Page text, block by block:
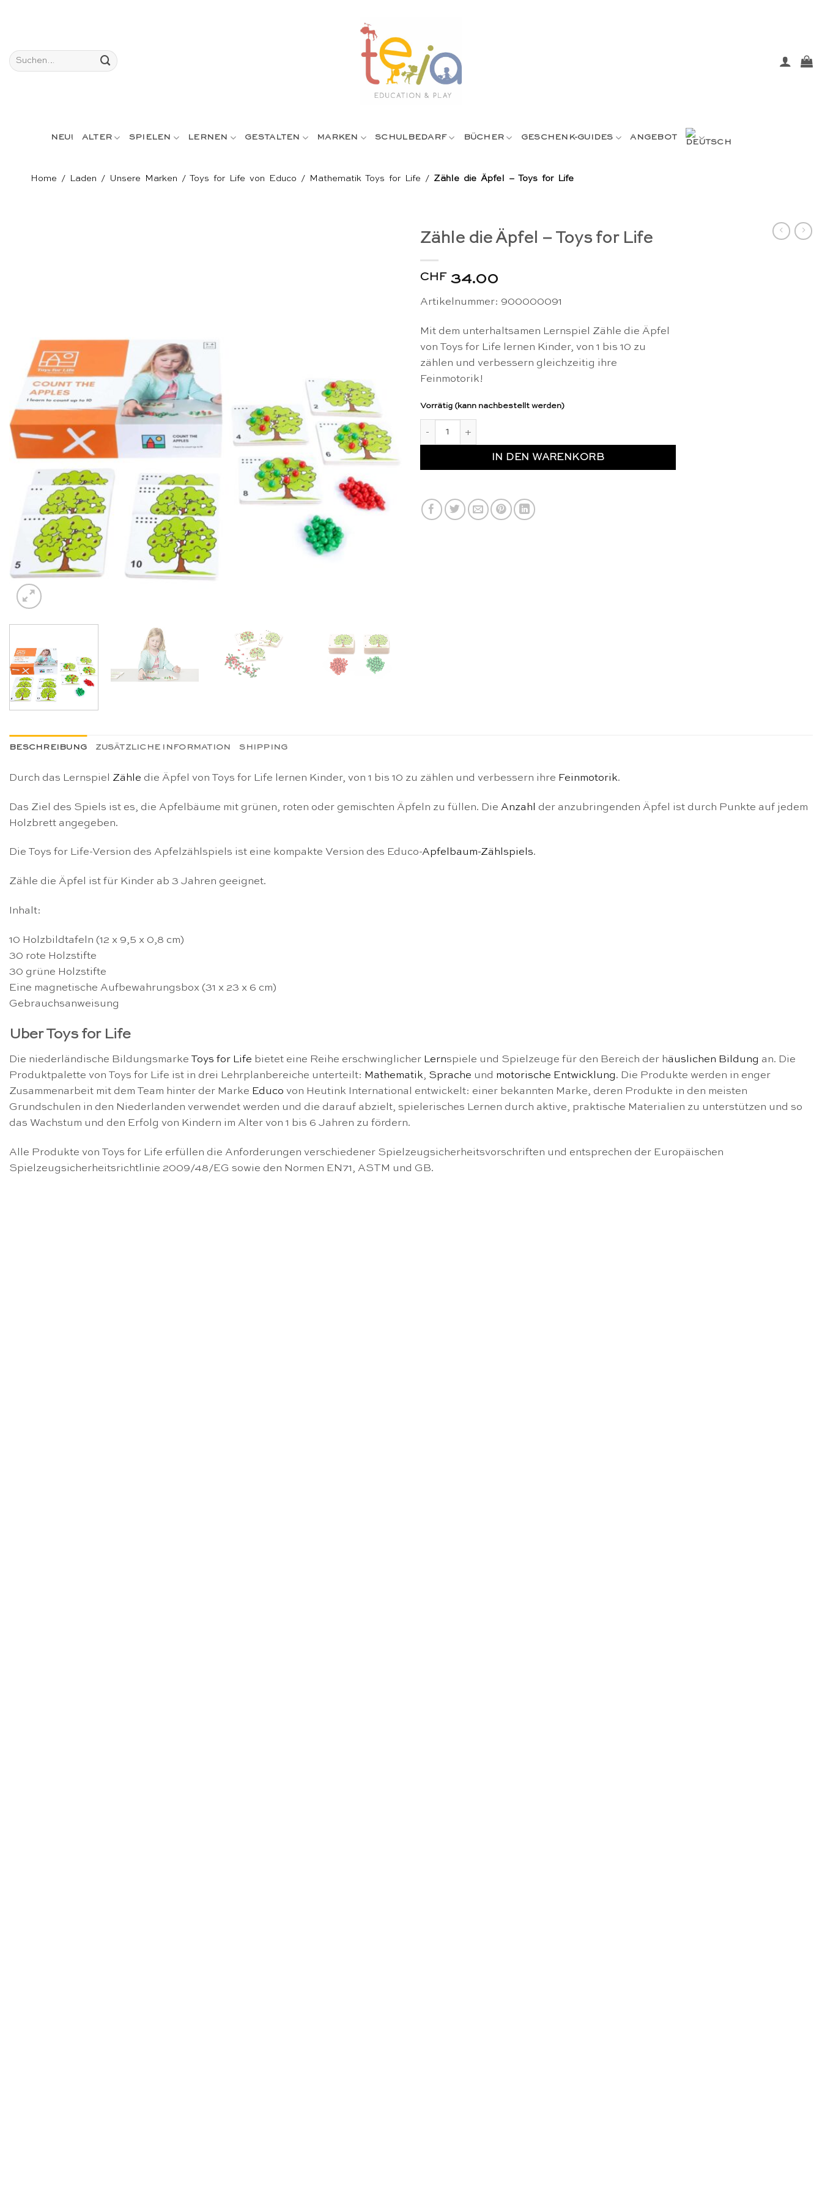
Suchen
nach:
NEU! ALTER SPIELEN LERNEN GESTALTEN MARKEN SCHULBEDARF BÜCHER GESCHENK-GUIDES ANGEBOT
Home / Laden / Unsere Marken / Toys for Life von Educo / Mathematik Toys for Life / Zähle die Äpfel – Toys for Life
Zähle die Äpfel – Toys for Life
CHF 34.00
Artikelnummer: 900000091
Mit dem unterhaltsamen Lernspiel Zähle die Äpfel
von Toys for Life lernen Kinder, von 1 bis 10 zu
zählen und verbessern gleichzeitig ihre
Feinmotorik!
Vorrätig (kann nachbestellt werden)
IN DEN WARENKORB
BESCHREIBUNG ZUSÄTZLICHE INFORMATION SHIPPING
Durch das Lernspiel Zähle die Äpfel von Toys for Life lernen Kinder, von 1 bis 10 zu zählen und verbessern ihre Feinmotorik.
Das Ziel des Spiels ist es, die Apfelbäume mit grünen, roten oder gemischten Äpfeln zu füllen. Die Anzahl
der anzubringenden Äpfel ist durch Punkte auf jedem
Holzbrett angegeben.
Die Toys for Life-Version des Apfelzählspiels ist eine kompakte Version des Educo-Apfelbaum-Zählspiels.
Zähle die Äpfel ist für Kinder ab 3 Jahren geeignet.
Inhalt:
10 Holzbildtafeln (12 x 9,5 x 0,8 cm)
30 rote Holzstifte
30 grüne Holzstifte
Eine magnetische Aufbewahrungsbox (31 x 23 x 6 cm)
Gebrauchsanweisung
Uber Toys for Life
Die niederländische Bildungsmarke Toys for Life bietet eine Reihe erschwinglicher Lernspiele und Spielzeuge für den Bereich der häuslichen Bildung an. Die
Produktpalette von Toys for Life ist in drei Lehrplanbereiche unterteilt: Mathematik, Sprache und motorische Entwicklung. Die Produkte werden in enger
Zusammenarbeit mit dem Team hinter der Marke Educo von Heutink International entwickelt: einer bekannten Marke, deren Produkte in den meisten
Grundschulen in den Niederlanden verwendet werden und die darauf abzielt, spielerisches Lernen durch aktive, praktische Materialien zu unterstützen und so
das Wachstum und den Erfolg von Kindern im Alter von 1 bis 6 Jahren zu fördern.
Alle Produkte von Toys for Life erfüllen die Anforderungen verschiedener Spielzeugsicherheitsvorschriften und entsprechen der Europäischen
Spielzeugsicherheitsrichtlinie 2009/48/EG sowie den Normen EN71, ASTM und GB.